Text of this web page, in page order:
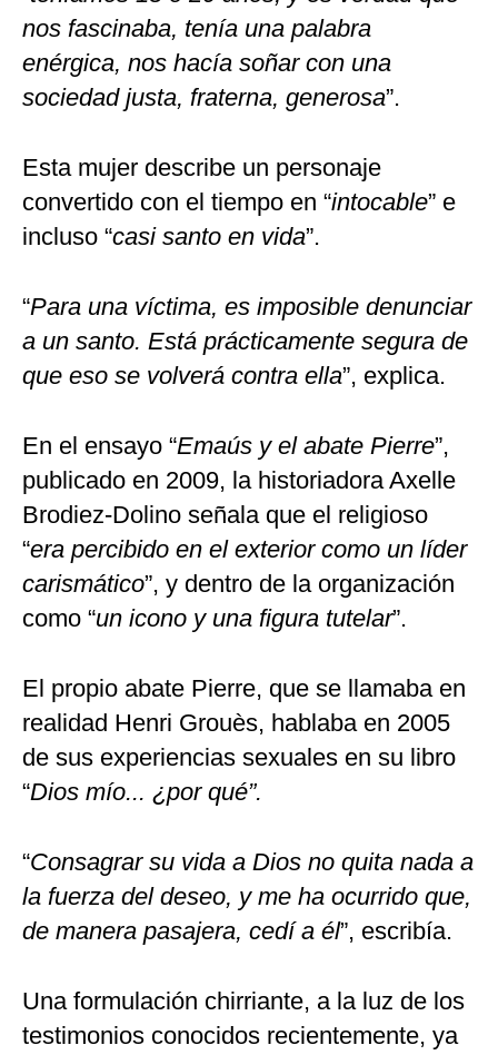
nos fascinaba, tenía una palabra
enérgica, nos hacía soñar con una
sociedad justa, fraterna, generosa”.
Esta mujer describe un personaje
convertido con el tiempo en “intocable” e
incluso “casi santo en vida”.
“Para una víctima, es imposible denunciar
a un santo. Está prácticamente segura de
que eso se volverá contra ella”, explica.
En el ensayo “Emaús y el abate Pierre”,
publicado en 2009, la historiadora Axelle
Brodiez-Dolino señala que el religioso
“era percibido en el exterior como un líder
carismático”, y dentro de la organización
como “un icono y una figura tutelar”.
El propio abate Pierre, que se llamaba en
realidad Henri Grouès, hablaba en 2005
de sus experiencias sexuales en su libro
“Dios mío... ¿por qué”.
“Consagrar su vida a Dios no quita nada a
la fuerza del deseo, y me ha ocurrido que,
de manera pasajera, cedí a él”, escribía.
Una formulación chirriante, a la luz de los
testimonios conocidos recientemente, ya